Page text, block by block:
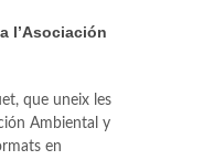
l’Asociación
que uneix les
Ambiental y
en